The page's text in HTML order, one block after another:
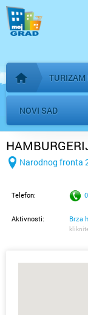
Početna stranica
TURIZAM
NOVI SAD
Narodnog fronta
Telefon:
Aktivnosti: Brza